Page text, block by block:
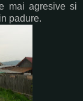
mai agresive si
padure.